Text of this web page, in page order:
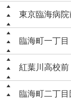
東京臨海病院
臨海町一丁目
紅葉川高校前
臨海町二丁